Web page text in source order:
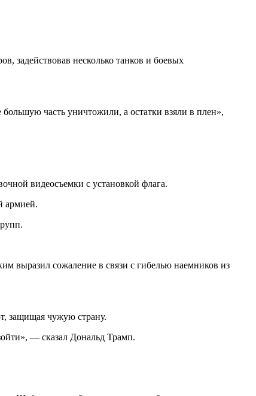
задействовав несколько танков и боевых
часть уничтожили, а остатки взяли в плен»,
видеосъемки с установкой флага.
армией.
выразил сожаление в связи с гибелью наемников из
защищая чужую страну.
— сказал Дональд Трамп.